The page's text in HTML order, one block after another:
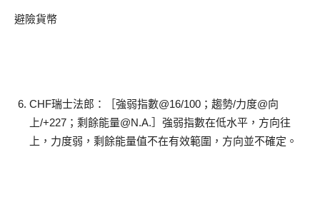
避險貨幣
CHF瑞士法郎：［強弱指數@16/100；趨勢/力度@向
上/+227；剩餘能量@N.A.］強弱指數在低水平，方向往
上，力度弱，剩餘能量值不在有效範圍，方向並不確定。